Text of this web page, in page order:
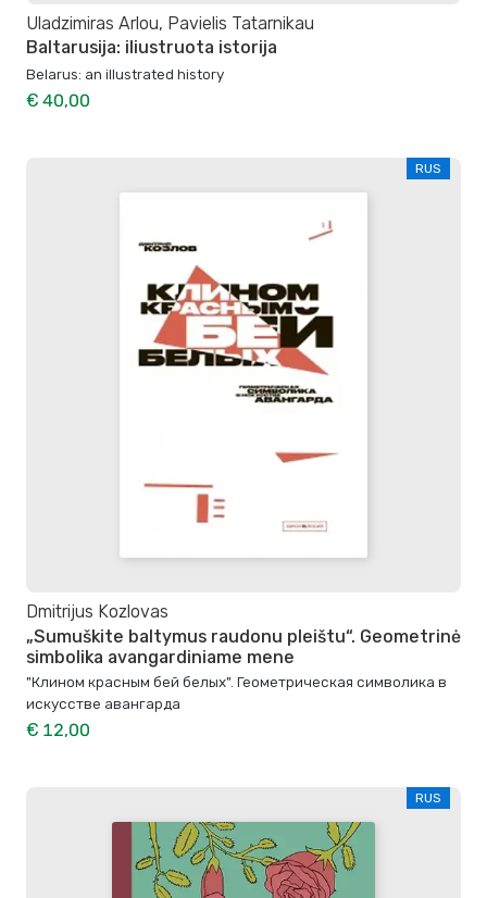
Uladzimiras Arlou, Pavielis Tatarnikau
Baltarusija: iliustruota istorija
Belarus: an illustrated history
€ 40,00
RUS
Dmitrijus Kozlovas
„Sumuškite baltymus raudonu pleištu“. Geometrinė
simbolika avangardiniame mene
"Клином красным бей белых". Геометрическая символика в
искусстве авангарда
€ 12,00
RUS